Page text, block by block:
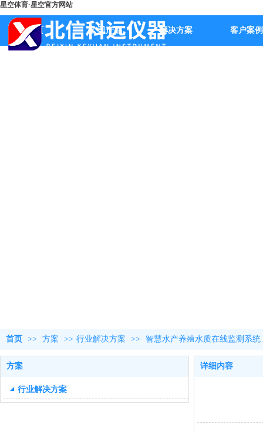
星空体育·星空官方网站
首页 公司产品 解决方案 客户案例
首页 >> 方案 >> 行业解决方案 >> 智慧水产养殖水质在线监测系统
方案
行业解决方案
详细内容